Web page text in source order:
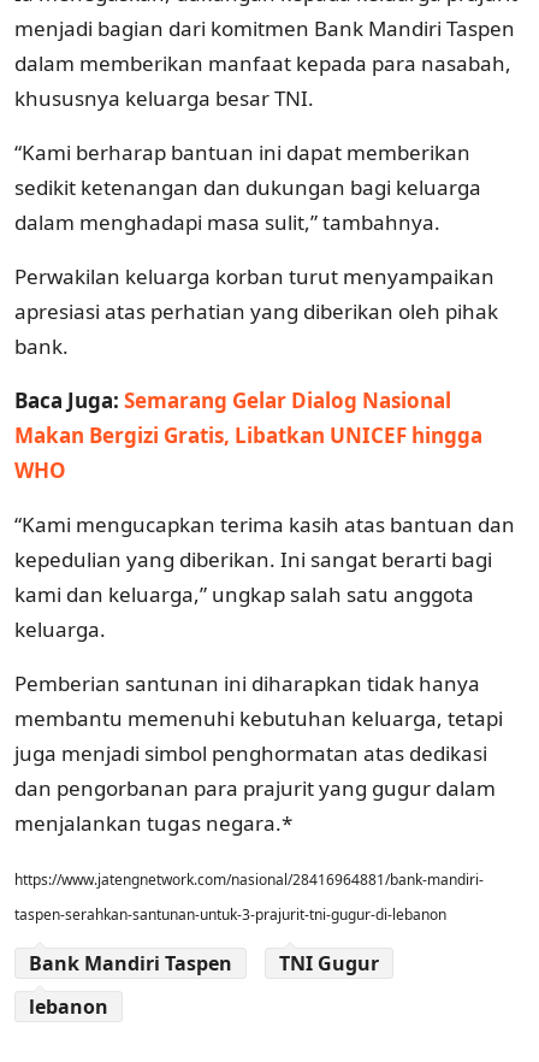
menjadi bagian dari komitmen Bank Mandiri Taspen
dalam memberikan manfaat kepada para nasabah,
khususnya keluarga besar TNI.
“Kami berharap bantuan ini dapat memberikan
sedikit ketenangan dan dukungan bagi keluarga
dalam menghadapi masa sulit,” tambahnya.
Perwakilan keluarga korban turut menyampaikan
apresiasi atas perhatian yang diberikan oleh pihak
bank.
Baca Juga: Semarang Gelar Dialog Nasional
Makan Bergizi Gratis, Libatkan UNICEF hingga
WHO
“Kami mengucapkan terima kasih atas bantuan dan
kepedulian yang diberikan. Ini sangat berarti bagi
kami dan keluarga,” ungkap salah satu anggota
keluarga.
Pemberian santunan ini diharapkan tidak hanya
membantu memenuhi kebutuhan keluarga, tetapi
juga menjadi simbol penghormatan atas dedikasi
dan pengorbanan para prajurit yang gugur dalam
menjalankan tugas negara.*
https://www.jatengnetwork.com/nasional/28416964881/bank-mandiri-
taspen-serahkan-santunan-untuk-3-prajurit-tni-gugur-di-lebanon
Bank Mandiri Taspen
TNI Gugur
lebanon